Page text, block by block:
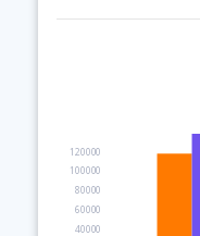
40000
60000
80000
100000
120000